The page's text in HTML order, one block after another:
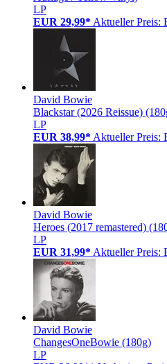
LP
EUR 29,99* Aktueller Preis:
David Bowie
Blackstar (2026 Reissue)
LP
EUR 38,99* Aktueller Preis:
David Bowie
Heroes (2017 remastered)
LP
EUR 31,99* Aktueller Preis:
David Bowie
ChangesOneBowie (180g)
LP